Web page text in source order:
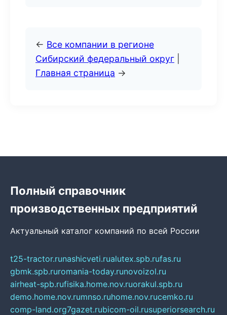
← Все компании в регионе
Сибирский федеральный округ
Главная страница →
Полный справочник
производственных предприятий
Актуальный каталог компаний по всей России
t25-tractor.runashicveti.rualutex.spb.rufas.ru
gbmk.spb.ruromania-today.runovoizol.ru
airheat-spb.rufisika.home.nov.ruorakul.spb.ru
demo.home.nov.rumnso.ruhome.nov.rucemko.ru
comp-land.org7gazet.rubicom-oil.rusuperiorsearch.ru